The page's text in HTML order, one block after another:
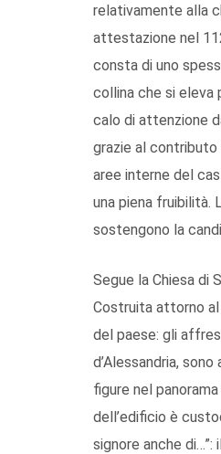
relativamente alla
attestazione nel
consta di uno
collina che si eleva
calo di attenzione
grazie al contributo
aree interne del
una piena fruibilità.
sostengono la
Segue la Chiesa di
Costruita attorno
del paese: gli
d’Alessandria,
figure nel
dell’edificio è
signore anche